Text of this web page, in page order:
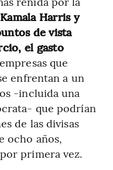
Kamala Harris y
de vista
el gasto
que
enfrentan a un
-incluida una
que podrían
de las divisas
ocho años,
primera vez.